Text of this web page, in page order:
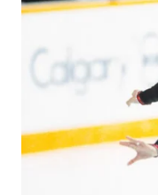
LANGKAT
WN
TAPANULI
WN